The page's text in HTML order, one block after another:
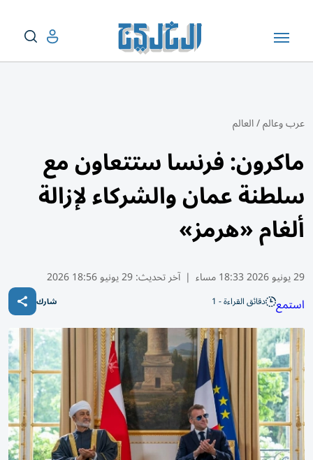
عرب وعالم/العالم
ماكرون: فرنسا ستتعاون مع
سلطنة عمان والشركاء لإزالة
ألغام «هرمز»
29 يونيو 2026 18:33 مساء | آخر تحديث:29 يونيو 18:56 2026
استمع دقائق القراءة - 1 شارك